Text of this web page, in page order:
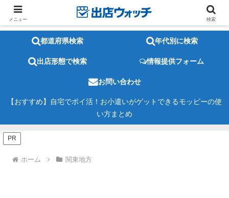
都道府県検索 年代別に検索
出店形態で検索 情報提供フォーム
お問い合わせ
【おすすめ】自宅でポイ活！お小遣いがゲットできるモッピーの使
い方まとめ
PR
ホーム 関東地方
メニュー 検索